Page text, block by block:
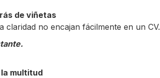
de viñetas
claridad no encajan fácilmente en un CV.
multitud